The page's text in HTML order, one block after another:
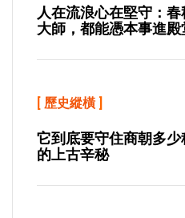
人在流浪心在堅守：
大師，都能憑本事進殿
[ 歷史縱橫 ]
它到底要守住商朝多
的上古辛秘